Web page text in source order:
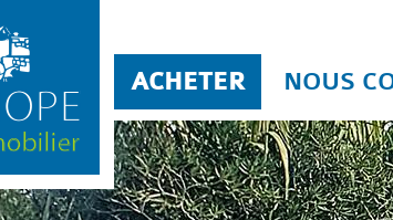
ACHETER NOUS